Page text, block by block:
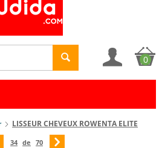
0
LISSEUR CHEVEUX ROWENTA ELITE
34 de 70